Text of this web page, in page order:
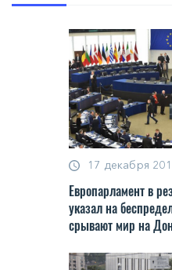
17 декабря
Европарламент в
указал на
срывают мир на